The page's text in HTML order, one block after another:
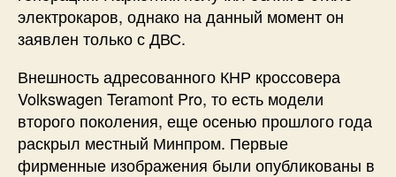
электрокаров, однако на данный момент он
заявлен только с ДВС.
Внешность адресованного КНР кроссовера
Volkswagen Teramont Pro, то есть модели
второго поколения, еще осенью прошлого года
раскрыл местный Минпром. Первые
фирменные изображения были опубликованы в